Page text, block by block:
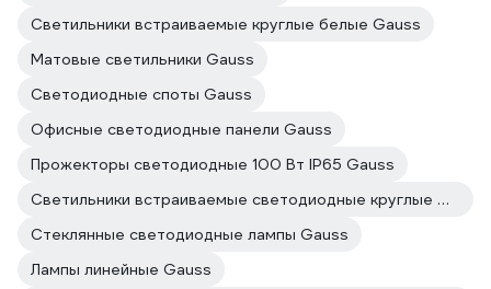
Светильники встраиваемые круглые белые Gauss
Матовые светильники Gauss
Светодиодные споты Gauss
Офисные светодиодные панели Gauss
Прожекторы светодиодные 100 Вт IP65 Gauss
Светильники встраиваемые светодиодные круглые Gauss
Стеклянные светодиодные лампы Gauss
Лампы линейные Gauss